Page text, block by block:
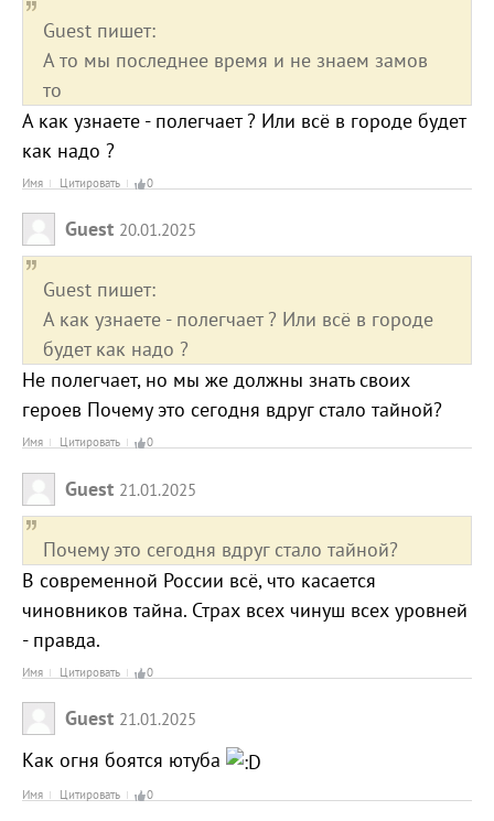
Guest пишет:
А то мы последнее время и не знаем замов
то
А как узнаете - полегчает ? Или всё в городе будет
как надо ?
Имя Цитировать 0
Guest 20.01.2025
Guest пишет:
А как узнаете - полегчает ? Или всё в городе
будет как надо ?
Не полегчает, но мы же должны знать своих
героев Почему это сегодня вдруг стало тайной?
Имя Цитировать 0
Guest 21.01.2025
Почему это сегодня вдруг стало тайной?
В современной России всё, что касается
чиновников тайна. Страх всех чинуш всех уровней
- правда.
Имя Цитировать 0
Guest 21.01.2025
Как огня боятся ютуба
Имя Цитировать 0